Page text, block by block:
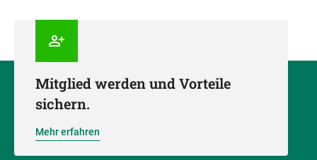
Mitglied werden und Vorteile
sichern.
Mehr erfahren